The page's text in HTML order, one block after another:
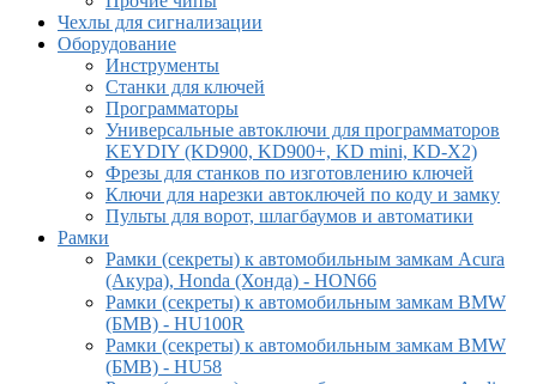
Чехлы для сигнализации
Оборудование
Инструменты
Cтанки для ключей
Программаторы
Универсальные автоключи для программаторов
KEYDIY (KD900, KD900+, KD mini, KD-X2)
Фрезы для станков по изготовлению ключей
Ключи для нарезки автоключей по коду и замку
Пульты для ворот, шлагбаумов и автоматики
Рамки
Рамки (секреты) к автомобильным замкам Acura
(Акура), Honda (Хонда) - HON66
Рамки (секреты) к автомобильным замкам BMW
(БМВ) - HU100R
Рамки (секреты) к автомобильным замкам BMW
(БМВ) - HU58